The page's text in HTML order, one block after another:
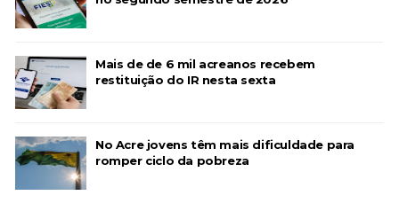
Mais de de 6 mil acreanos recebem
restituição do IR nesta sexta
No Acre jovens têm mais dificuldade para
romper ciclo da pobreza